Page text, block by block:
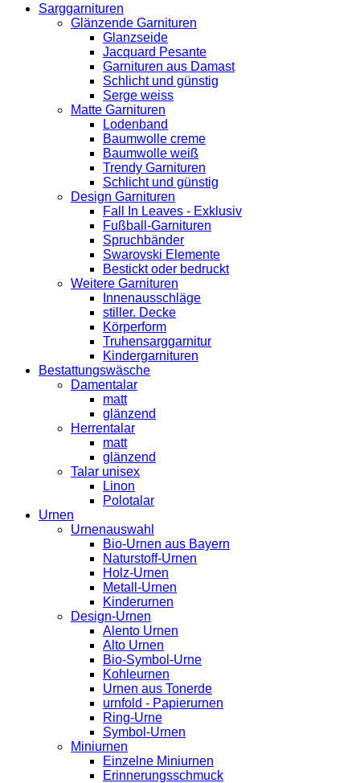
Sarggarnituren
Glänzende Garnituren
Glanzseide
Jacquard Pesante
Garnituren aus Damast
Schlicht und günstig
Serge weiss
Matte Garnituren
Lodenband
Baumwolle creme
Baumwolle weiß
Trendy Garnituren
Schlicht und günstig
Design Garnituren
Fall In Leaves - Exklusiv
Fußball-Garnituren
Spruchbänder
Swarovski Elemente
Bestickt oder bedruckt
Weitere Garnituren
Innenausschläge
stiller. Decke
Körperform
Truhensarggarnitur
Kindergarnituren
Bestattungswäsche
Damentalar
matt
glänzend
Herrentalar
matt
glänzend
Talar unisex
Linon
Polotalar
Urnen
Urnenauswahl
Bio-Urnen aus Bayern
Naturstoff-Urnen
Holz-Urnen
Metall-Urnen
Kinderurnen
Design-Urnen
Alento Urnen
Alto Urnen
Bio-Symbol-Urne
Kohleurnen
Urnen aus Tonerde
urnfold - Papierurnen
Ring-Urne
Symbol-Urnen
Miniurnen
Einzelne Miniurnen
Erinnerungsschmuck